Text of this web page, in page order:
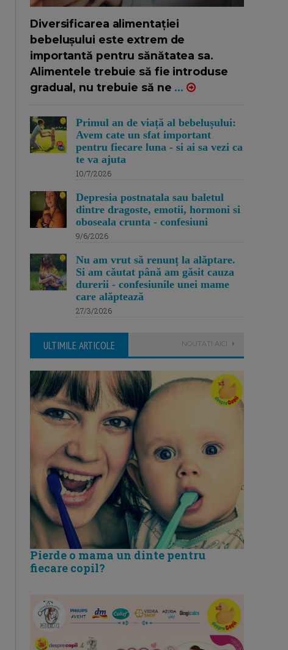
Diversificarea alimentației
bebelușului este extrem de
importantă pentru sănătatea sa.
Alimentele trebuie să fie introduse
gradual, nu trebuie să ne ...
Primul an de viață al bebelușului:
Avem cate un sfat important
pentru fiecare luna - si ai sa vezi ca
te va ajuta
10/7/2026
Depresia postnatala sau baletul
dintre dragoste, emotii, hormoni si
oboseala crunta - confesiuni
9/6/2026
Nu am vrut să renunț la alăptare.
Si am căutat până am găsit cauza
durerii - confesiunile unei mame
care alăptează
27/3/2026
ULTIMILE ARTICOLE NOUTATI AICI
Pierde o mama un dinte pentru
fiecare copil?